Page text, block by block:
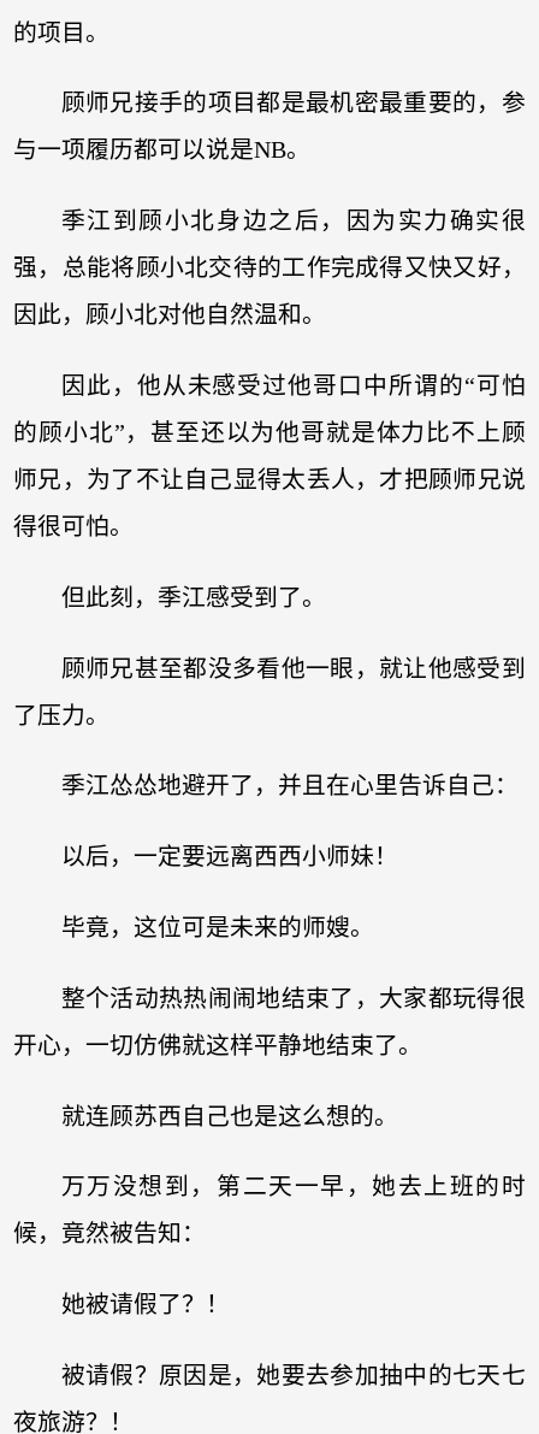
的项目。
顾师兄接手的项目都是最机密最重要的，参
与一项履历都可以说是NB。
季江到顾小北身边之后，因为实力确实很
强，总能将顾小北交待的工作完成得又快又好，
因此，顾小北对他自然温和。
因此，他从未感受过他哥口中所谓的“可怕
的顾小北”，甚至还以为他哥就是体力比不上顾
师兄，为了不让自己显得太丢人，才把顾师兄说
得很可怕。
但此刻，季江感受到了。
顾师兄甚至都没多看他一眼，就让他感受到
了压力。
季江怂怂地避开了，并且在心里告诉自己：
以后，一定要远离西西小师妹！
毕竟，这位可是未来的师嫂。
整个活动热热闹闹地结束了，大家都玩得很
开心，一切仿佛就这样平静地结束了。
就连顾苏西自己也是这么想的。
万万没想到，第二天一早，她去上班的时
候，竟然被告知：
她被请假了？！
被请假？原因是，她要去参加抽中的七天七
夜旅游？！